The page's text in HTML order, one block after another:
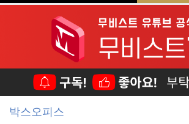
박스오피스